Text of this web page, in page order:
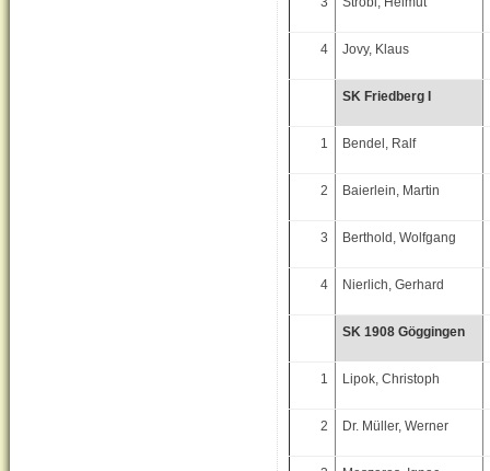
4 Jovy, Klaus
SK Friedberg I
1 Bendel, Ralf
2 Baierlein, Martin
3 Berthold, Wolfgang
4 Nierlich, Gerhard
SK 1908 Göggingen
1 Lipok, Christoph
2 Dr. Müller, Werner